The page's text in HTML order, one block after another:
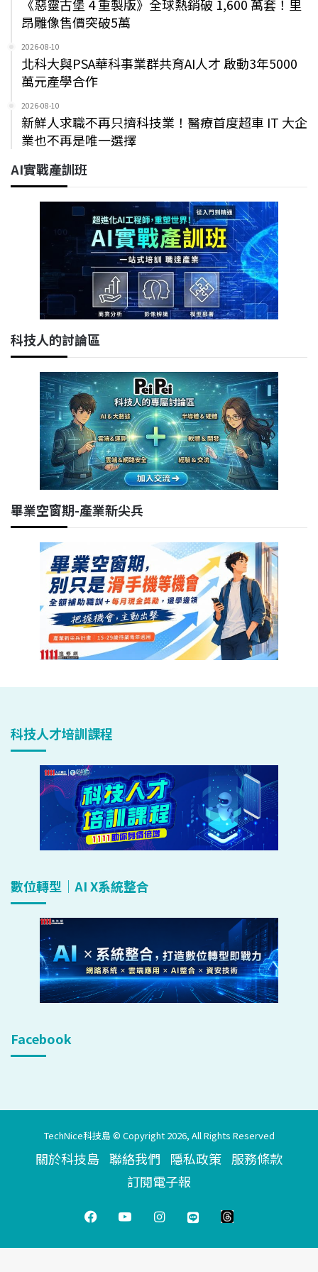
《惡靈古堡 4 重製版》全球熱銷破 1,600 萬套！里
昂雕像售價突破5萬
2026-08-10
北科大與PSA華科事業群共育AI人才 啟動3年5000
萬元產學合作
2026-08-10
新鮮人求職不再只擠科技業！醫療首度超車 IT 大企
業也不再是唯一選擇
AI實戰產訓班
科技人的討論區
畢業空窗期-產業新尖兵
科技人才培訓課程
數位轉型｜AI X系統整合
Facebook
TechNice科技島 © Copyright 2026, All Rights Reserved
關於科技島 聯絡我們 隱私政策 服務條款
訂閱電子報